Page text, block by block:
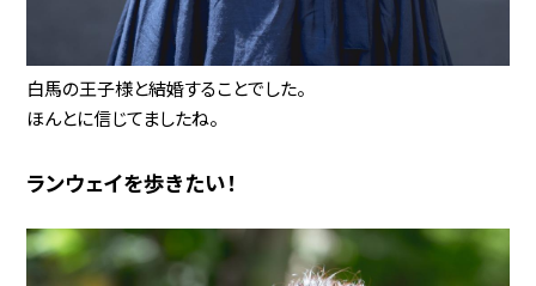
白馬の王子様と結婚することでした。
ほんとに信じてましたね。
ランウェイを歩きたい！